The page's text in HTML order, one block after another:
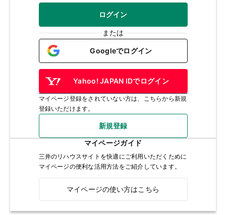
ログイン
または
Googleでログイン
Yahoo! JAPAN IDでログイン
マイページ登録をされていない方は、こちらから新規
登録いただけます。
新規登録
マイページガイド
三井のリハウスサイトを快適にご利用いただくために
マイページの便利な活用方法をご紹介しています。
マイページの使い方はこちら